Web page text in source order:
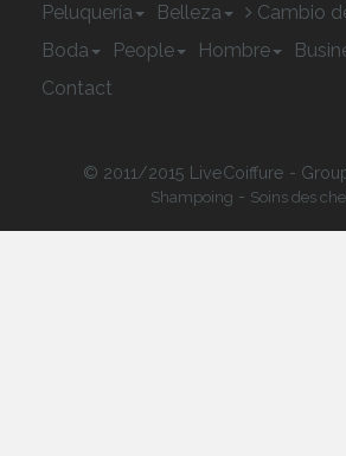
Peluquería Belleza
Cambio
Boda
People Hombre
Contact
© 2011/2015 LiveCoiffure -
Shampoing - Soins des